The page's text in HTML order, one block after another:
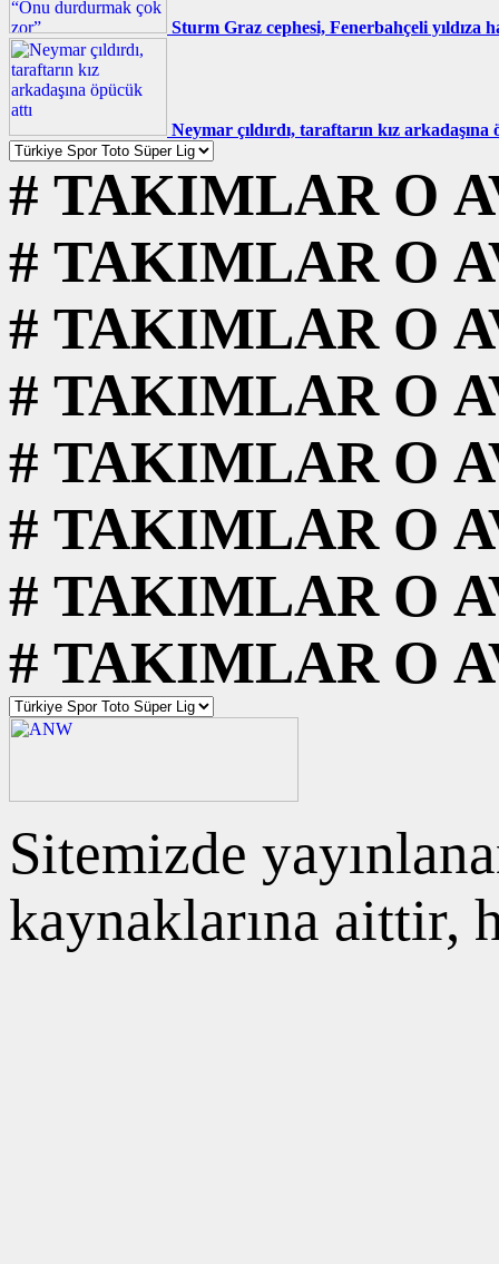
Sturm Graz cephesi, Fenerbahçeli
Neymar çıldırdı, taraftarın kız arkadaşına
# TAKIMLAR O
# TAKIMLAR O
# TAKIMLAR O
# TAKIMLAR O
# TAKIMLAR O
# TAKIMLAR O
# TAKIMLAR O
# TAKIMLAR O
Sitemizde
kaynaklarına aittir,